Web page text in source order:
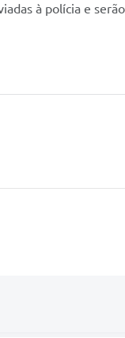
à polícia e